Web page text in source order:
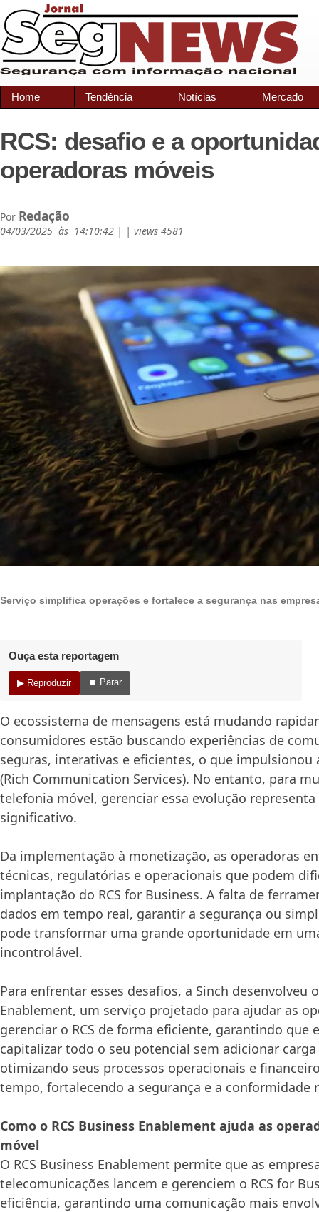
Home Tendência Notícias Mercado
RCS: desafio e a
operadoras móveis
Por Redação
04/03/2025 às 14:10:42 | | views 4581
Serviço simplifica operações e fortalece a segurança nas
Ouça esta reportagem
▶ Reproduzir ⏹ Parar
O ecossistema de mensagens está mudando
consumidores estão buscando experiências de
seguras, interativas e eficientes, o que impulsionou
(Rich Communication Services). No entanto, para
telefonia móvel, gerenciar essa evolução
significativo.
Da implementação à monetização, as operadoras
técnicas, regulatórias e operacionais que podem
implantação do RCS for Business. A falta de
dados em tempo real, garantir a segurança ou
pode transformar uma grande oportunidade em
incontrolável.
Para enfrentar esses desafios, a Sinch desenvolveu
Enablement, um serviço projetado para ajudar as
gerenciar o RCS de forma eficiente, garantindo que
capitalizar todo o seu potencial sem adicionar
otimizando seus processos operacionais e
tempo, fortalecendo a segurança e a conformidade
Como o RCS Business Enablement ajuda as
móvel
O RCS Business Enablement permite que as
telecomunicações lancem e gerenciem o RCS for
eficiência, garantindo uma comunicação mais